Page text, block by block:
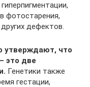
фотостарения,
дефектов.
утверждают, что
это две
Генетики также
гестации,